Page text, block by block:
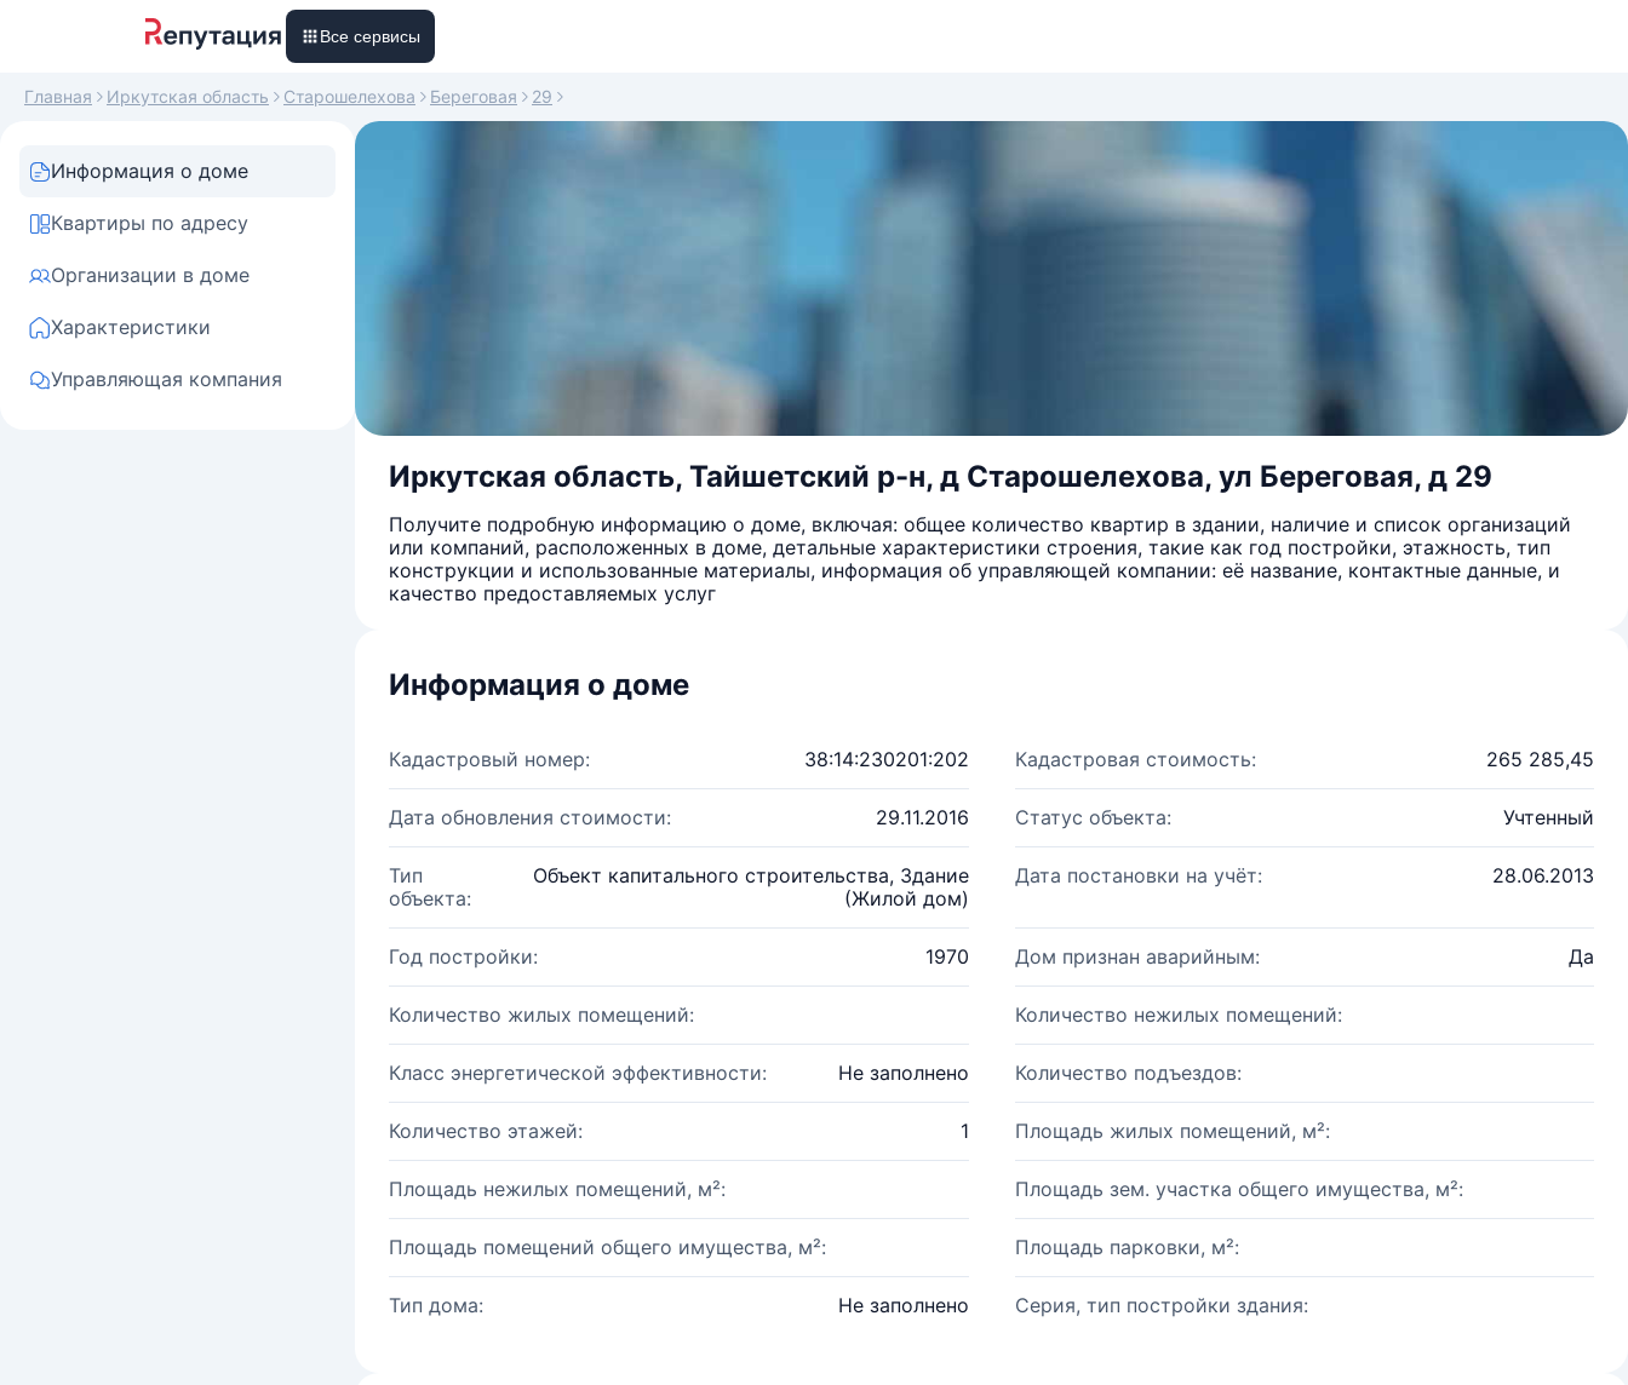
Все сервисы
Главная Иркутская область Старошелехова Береговая 29
Информация о доме
Квартиры по адресу
Организации в доме
Характеристики
Управляющая компания
Иркутская область, Тайшетский р-н, д Старошелехова, ул Береговая, д 29
Получите подробную информацию о доме, включая: общее количество квартир в здании, наличие и список организаций
или компаний, расположенных в доме, детальные характеристики строения, такие как год постройки, этажность, тип
конструкции и использованные материалы, информация об управляющей компании: её название, контактные данные, и
качество предоставляемых услуг
Информация о доме
Кадастровый номер: 38:14:230201:202 Кадастровая стоимость: 265 285,45
Дата обновления стоимости: 29.11.2016 Статус объекта: Учтенный
Тип
объекта:
Объект капитального строительства, Здание
(Жилой дом)
Дата постановки на учёт: 28.06.2013
Год постройки: 1970 Дом признан аварийным: Да
Количество жилых помещений: Количество нежилых помещений:
Класс энергетической эффективности: Не заполнено Количество подъездов:
Количество этажей: 1 Площадь жилых помещений, м²:
Площадь нежилых помещений, м²: Площадь зем. участка общего имущества, м²:
Площадь помещений общего имущества, м²: Площадь парковки, м²:
Тип дома: Не заполнено Серия, тип постройки здания: